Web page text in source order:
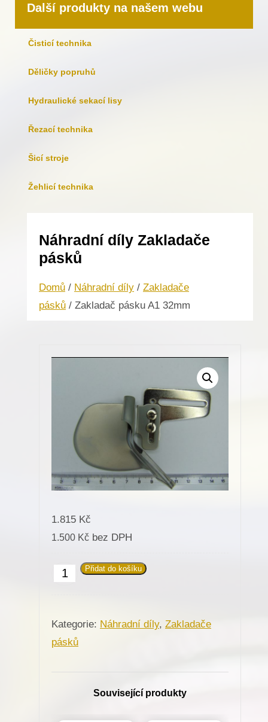
Další produkty na našem webu
Čisticí technika
Děličky popruhů
Hydraulické sekací lisy
Řezací technika
Šicí stroje
Žehlicí technika
Náhradní díly Zakladače
pásků
Domů / Náhradní díly / Zakladače
pásků / Zakladač pásku A1 32mm
1.815 Kč
1.500 Kč bez DPH
Zakladač
32mm
množství
Přidat do košíku
Kategorie: Náhradní díly, Zakladače
pásků
Související produkty